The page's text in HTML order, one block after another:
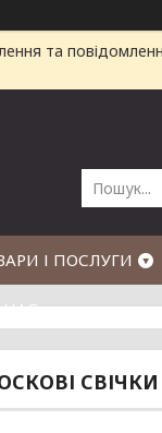
та
І ПОСЛУГИ
СВІЧКИ